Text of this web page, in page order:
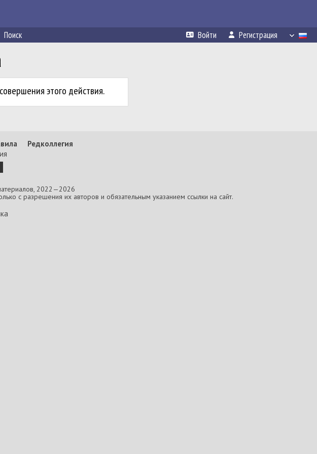
Поиск Войти Регистрация
этого действия.
Редколлегия
2022—2026
с разрешения их авторов и обязательным указанием ссылки на сайт.